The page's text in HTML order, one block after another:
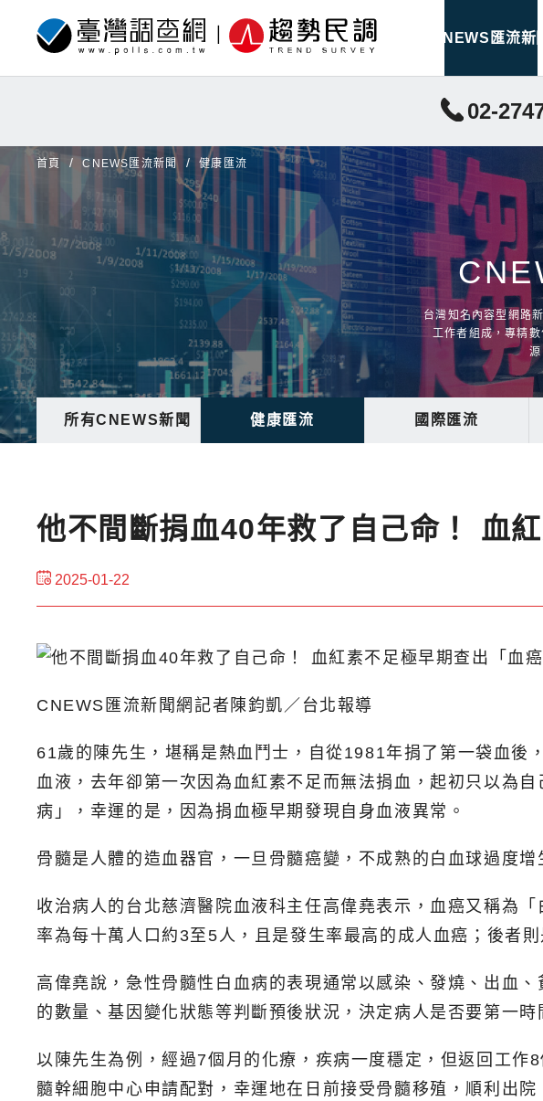
CNEWS匯流新聞
02-
首頁 CNEWS匯流新聞 健康匯流
台灣知名內容型網路
工作者組成，專精
所有CNEWS新聞 健康匯流 國際匯流
他不間斷捐血40年救了自己命！ 血
2025-01-22
CNEWS匯流新聞網記者陳鈞凱／台北報導
61歲的陳先生，堪稱是熱血鬥士，自從1981年捐了第一袋血後
血液，去年卻第一次因為血紅素不足而無法捐血，起初只以為
病」，幸運的是，因為捐血極早期發現自身血液異常。
骨髓是人體的造血器官，一旦骨髓癌變，不成熟的白血球過度
收治病人的台北慈濟醫院血液科主任高偉堯表示，血癌又稱為
率為每十萬人口約3至5人，且是發生率最高的成人血癌；後者則
高偉堯說，急性骨髓性白血病的表現通常以感染、發燒、出血
的數量、基因變化狀態等判斷預後狀況，決定病人是否要第一時
以陳先生為例，經過7個月的化療，疾病一度穩定，但返回工
髓幹細胞中心申請配對，幸運地在日前接受骨髓移殖，順利出院